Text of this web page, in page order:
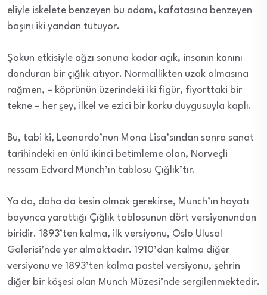
eliyle iskelete benzeyen bu adam, kafatasına benzeyen
başını iki yandan tutuyor.
Şokun etkisiyle ağzı sonuna kadar açık, insanın kanını
donduran bir çığlık atıyor. Normallikten uzak olmasına
rağmen, – köprünün üzerindeki iki figür, fiyorttaki bir
tekne – her şey, ilkel ve ezici bir korku duygusuyla kaplı.
Bu, tabi ki, Leonardo’nun Mona Lisa’sından sonra sanat
tarihindeki en ünlü ikinci betimleme olan, Norveçli
ressam Edvard Munch’ın tablosu Çığlık’tır.
Ya da, daha da kesin olmak gerekirse, Munch’ın hayatı
boyunca yarattığı Çığlık tablosunun dört versiyonundan
biridir. 1893’ten kalma, ilk versiyonu, Oslo Ulusal
Galerisi’nde yer almaktadır. 1910’dan kalma diğer
versiyonu ve 1893’ten kalma pastel versiyonu, şehrin
diğer bir köşesi olan Munch Müzesi’nde sergilenmektedir.